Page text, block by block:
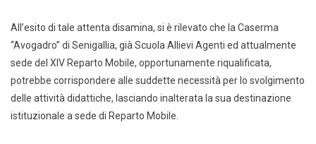
All’esito di tale attenta disamina, si è rilevato che la Caserma
“Avogadro” di Senigallia, già Scuola Allievi Agenti ed attualmente
sede del XIV Reparto Mobile, opportunamente riqualificata,
potrebbe corrispondere alle suddette necessità per lo svolgimento
delle attività didattiche, lasciando inalterata la sua destinazione
istituzionale a sede di Reparto Mobile.